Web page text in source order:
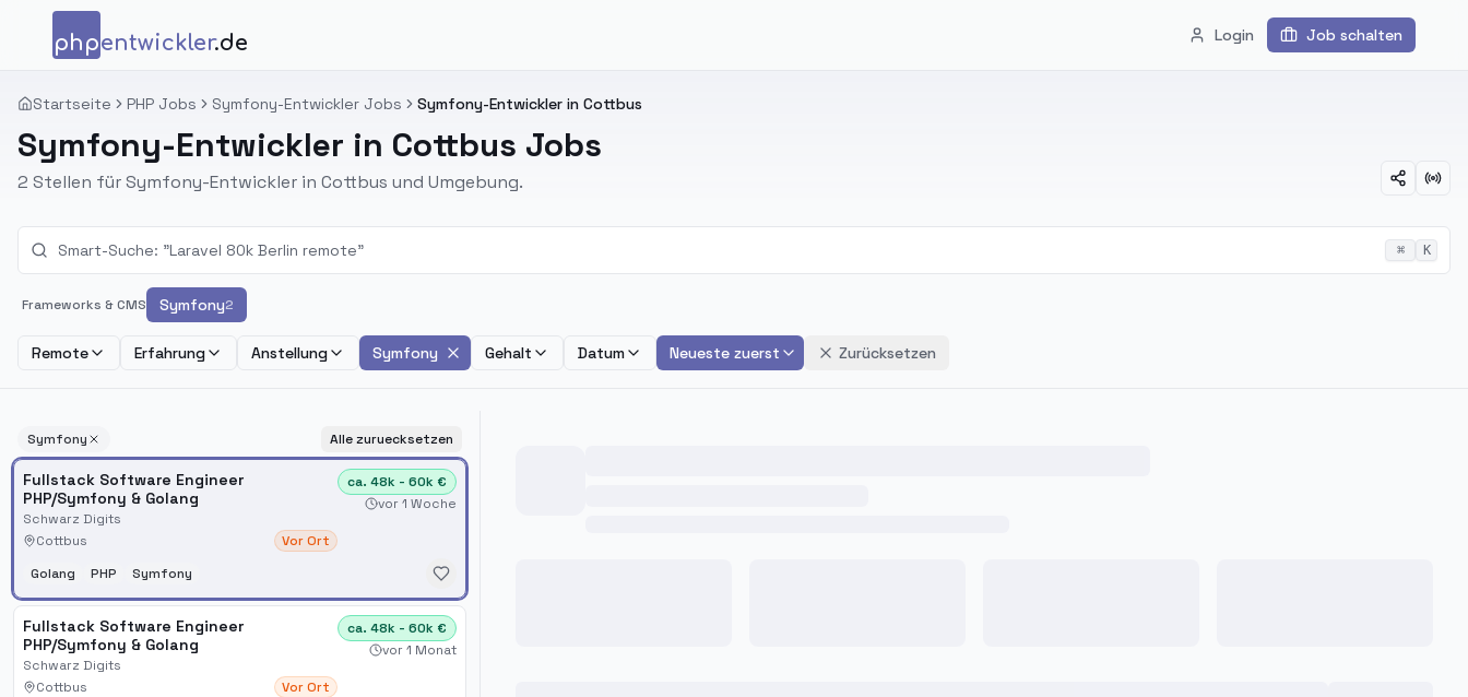
Zum Inhalt springen
phpentwickler.de Login Job schalten
Startseite PHP Jobs Symfony-Entwickler Jobs Symfony-Entwickler in Cottbus
Symfony-Entwickler in Cottbus Jobs
2 Stellen für Symfony-Entwickler in Cottbus und Umgebung.
⌘ K
Frameworks & CMS Symfony2
Remote Erfahrung Anstellung Symfony Gehalt Datum Neueste zuerst Zurücksetzen
Symfony Alle zuruecksetzen
Fullstack Software Engineer
PHP/Symfony & Golang
Schwarz Digits
Cottbus
Vor Ort
ca. 48k - 60k €
vor 1 Woche
Golang PHP Symfony
Fullstack Software Engineer
PHP/Symfony & Golang
Schwarz Digits
Cottbus
Vor Ort
ca. 48k - 60k €
vor 1 Monat